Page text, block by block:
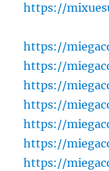
https://
https://
https://
https://
https://
https://
https://
https://